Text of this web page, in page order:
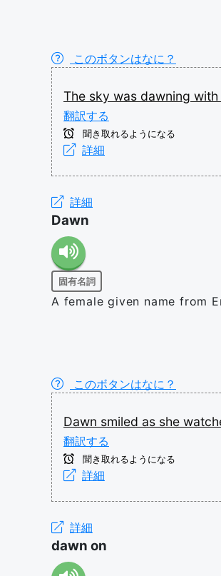
このボタンはなに？
The sky was dawning with
翻訳する
聞き取れるようになる
詳細
詳細
Dawn
固有名詞
A female given name from
このボタンはなに？
Dawn smiled as she
翻訳する
聞き取れるようになる
詳細
詳細
dawn on